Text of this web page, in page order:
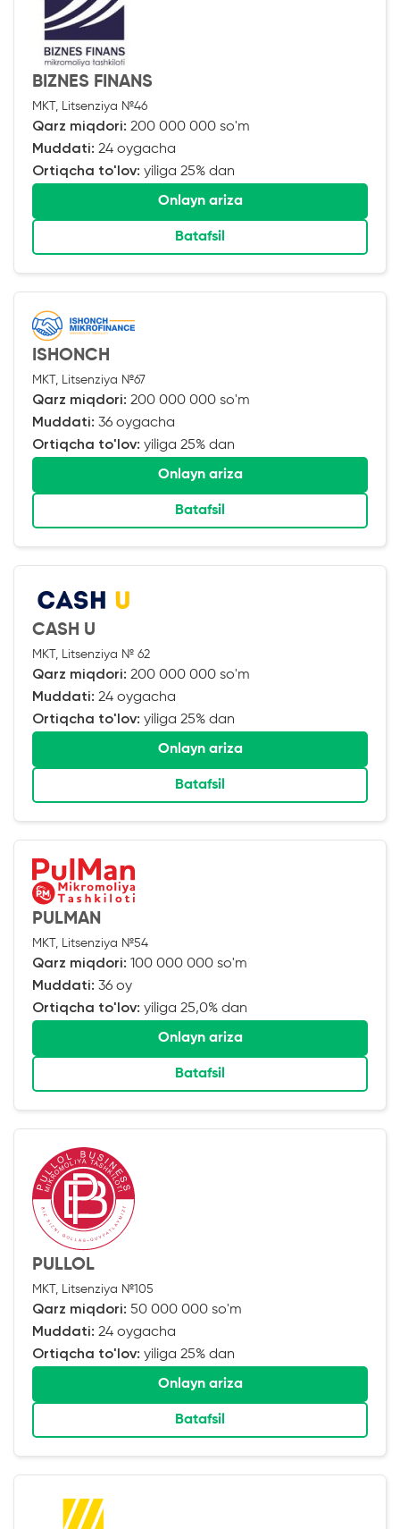
BIZNES FINANS
MKT, Litsenziya №46
Qarz miqdori: 200 000 000 so'm
Muddati: 24 oygacha
Ortiqcha to'lov: yiliga 25% dan
Onlayn ariza
Batafsil
ISHONCH
MKT, Litsenziya №67
Qarz miqdori: 200 000 000 so'm
Muddati: 36 oygacha
Ortiqcha to'lov: yiliga 25% dan
Onlayn ariza
Batafsil
CASH U
MKT, Litsenziya № 62
Qarz miqdori: 200 000 000 so'm
Muddati: 24 oygacha
Ortiqcha to'lov: yiliga 25% dan
Onlayn ariza
Batafsil
PULMAN
MKT, Litsenziya №54
Qarz miqdori: 100 000 000 so'm
Muddati: 36 oy
Ortiqcha to'lov: yiliga 25,0% dan
Onlayn ariza
Batafsil
PULLOL
MKT, Litsenziya №105
Qarz miqdori: 50 000 000 so'm
Muddati: 24 oygacha
Ortiqcha to'lov: yiliga 25% dan
Onlayn ariza
Batafsil